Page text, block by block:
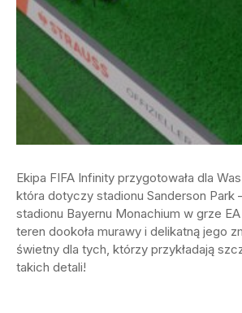
Ekipa FIFA Infinity przygotowała dla
która dotyczy stadionu Sanderson Park
stadionu Bayernu Monachium w grze
teren dookoła murawy i delikatną jego
świetny dla tych, którzy przykładają
takich detali!